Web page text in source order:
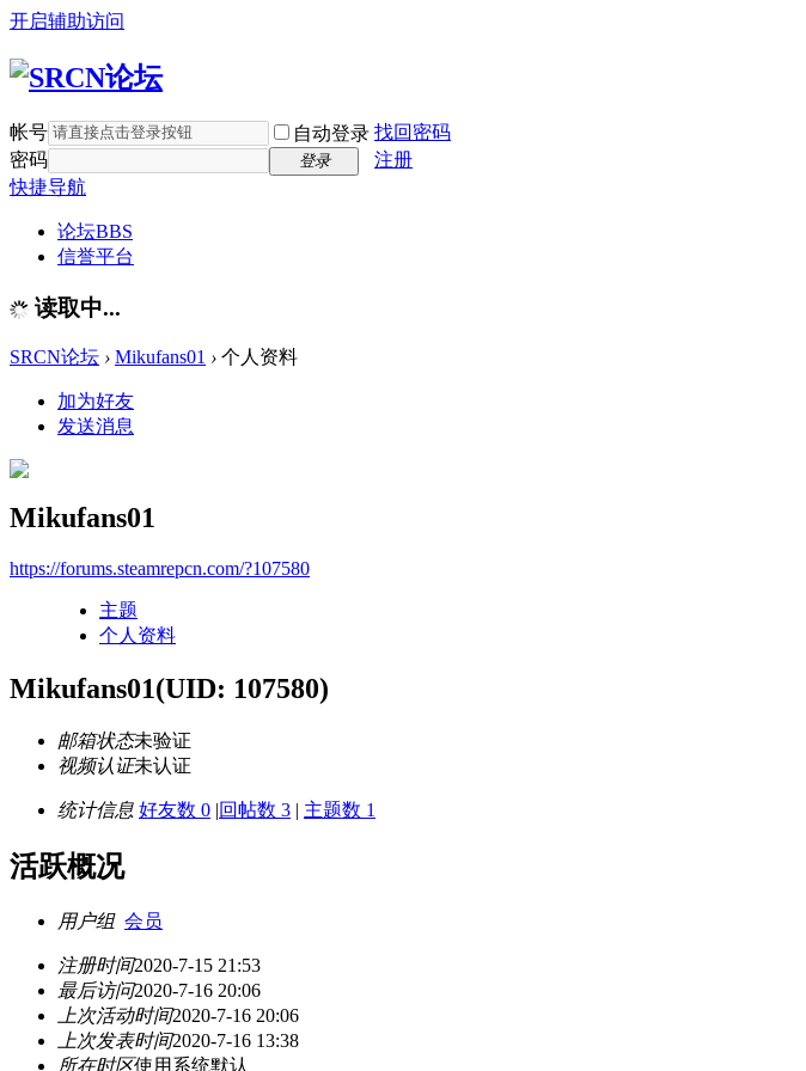
开启辅助访问
帐号 自动登录 找回密码
密码
登录
注册
快捷导航
论坛BBS
信誉平台
读取中...
SRCN论坛 › Mikufans01 › 个人资料
加为好友
发送消息
Mikufans01
https://forums.steamrepcn.com/?107580
主题
个人资料
Mikufans01(UID: 107580)
邮箱状态未验证
视频认证未认证
统计信息 好友数 0 |回帖数 3 | 主题数 1
活跃概况
用户组 会员
注册时间2020-7-15 21:53
最后访问2020-7-16 20:06
上次活动时间2020-7-16 20:06
上次发表时间2020-7-16 13:38
所在时区使用系统默认